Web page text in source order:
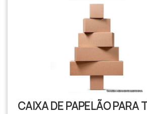
CAIXA DE PAPELÃO PARA